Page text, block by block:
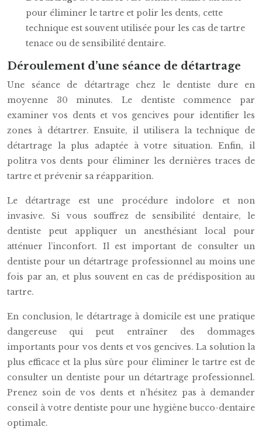
pour éliminer le tartre et polir les dents, cette
technique est souvent utilisée pour les cas de tartre
tenace ou de sensibilité dentaire.
Déroulement d’une séance de détartrage
Une séance de détartrage chez le dentiste dure en
moyenne 30 minutes. Le dentiste commence par
examiner vos dents et vos gencives pour identifier les
zones à détartrer. Ensuite, il utilisera la technique de
détartrage la plus adaptée à votre situation. Enfin, il
politra vos dents pour éliminer les dernières traces de
tartre et prévenir sa réapparition.
Le détartrage est une procédure indolore et non
invasive. Si vous souffrez de sensibilité dentaire, le
dentiste peut appliquer un anesthésiant local pour
atténuer l’inconfort. Il est important de consulter un
dentiste pour un détartrage professionnel au moins une
fois par an, et plus souvent en cas de prédisposition au
tartre.
En conclusion, le détartrage à domicile est une pratique
dangereuse qui peut entraîner des dommages
importants pour vos dents et vos gencives. La solution la
plus efficace et la plus sûre pour éliminer le tartre est de
consulter un dentiste pour un détartrage professionnel.
Prenez soin de vos dents et n’hésitez pas à demander
conseil à votre dentiste pour une hygiène bucco-dentaire
optimale.